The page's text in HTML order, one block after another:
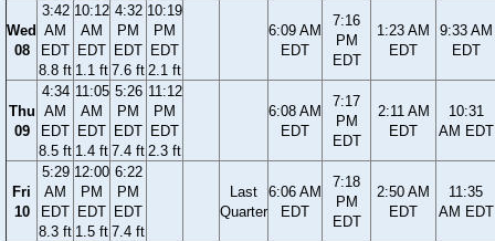
Wed
08
3:42
AM
EDT
8.8 ft
10:12
AM
EDT
1.1 ft
4:32
PM
EDT
7.6 ft
10:19
PM
EDT
2.1 ft
6:09 AM
EDT
7:16
PM
EDT
1:23 AM
EDT
9:33 AM
EDT
Thu
09
4:34
AM
EDT
8.5 ft
11:05
AM
EDT
1.4 ft
5:26
PM
EDT
7.4 ft
11:12
PM
EDT
2.3 ft
6:08 AM
EDT
7:17
PM
EDT
2:11 AM
EDT
10:31
AM EDT
Fri
10
5:29
AM
EDT
8.3 ft
12:00
PM
EDT
1.5 ft
6:22
PM
EDT
7.4 ft
Last
Quarter
6:06 AM
EDT
7:18
PM
EDT
2:50 AM
EDT
11:35
AM EDT